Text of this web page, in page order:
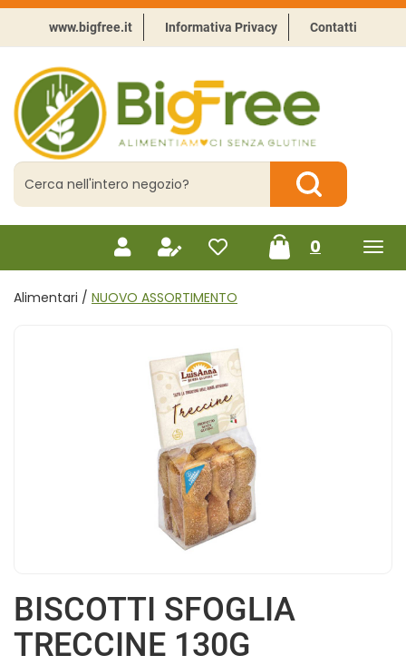
Passa
contenuto
principale
www.bigfree.it Informativa Privacy Contatti
BigFree
-
Punto
celiachia
Cerca
Prodotto
Cerca Prodotto
0prodotti
inseriti
Alimentari / NUOVO ASSORTIMENTO
BISCOTTI SFOGLIA
TRECCINE 130G